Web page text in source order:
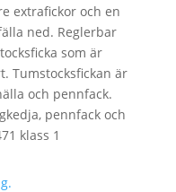
extrafickor och en
ned. Reglerbar
som är
Tumstocksfickan är
och pennfack.
pennfack och
klass 1